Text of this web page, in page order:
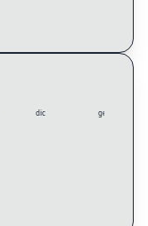
dic gen